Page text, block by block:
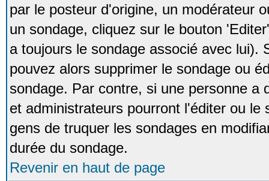
par le posteur d'origine, un modérateur
un sondage, cliquez sur le bouton
a toujours le sondage associé avec lui).
pouvez alors supprimer le sondage ou
sondage. Par contre, si une personne a
et administrateurs pourront l'éditer ou le
gens de truquer les sondages en
durée du sondage.
Revenir en haut de page